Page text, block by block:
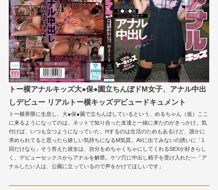
トー横アナルキッズ大●保●園立ちんぼドM女子、アナル中出
しデビュー リアルトー横キッズデビュードキュメント
トー横界隈に生息し、大●保●園で立ちんぼしているという、めるちゃん（仮）ここ
に来るようになってのは、ネットで知り合った友達と一緒に来たのがきっかけ。気
付けば、いつも立つようになっていた。Hするのは生活のためもあるけど、誰かに
求められてると思ったら嬉しい気持ちになるM気質。AVに出てみないの誘いに「1
回だけなら」そう答えた彼女は、自分をめちゃくちゃにしてくれるSEXが好きらし
く、デビューセックスからアナルを解禁。ケツ穴に中出し精子を受け入れた―「ア
ナルしたい人は、公園に立っているので声をかけてほしいです」